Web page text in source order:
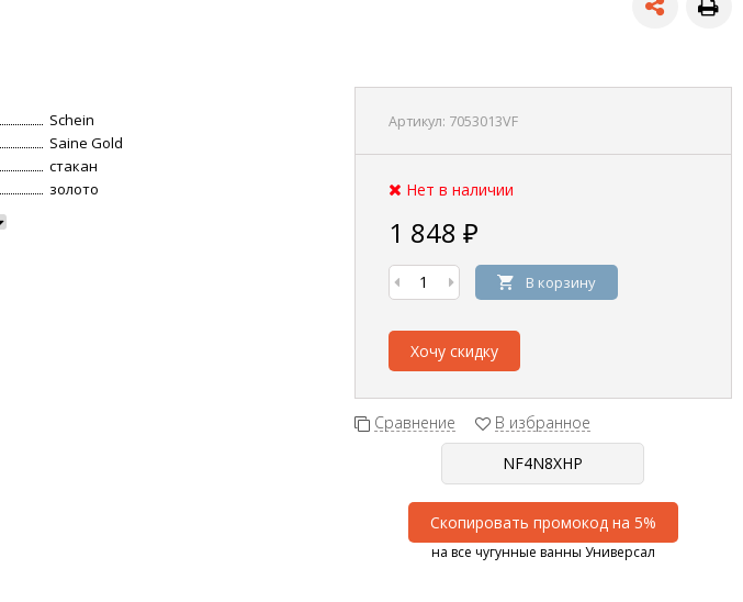
Артикул: 7053013VF
Нет в наличии
1 848 ₽
В корзину
Хочу скидку
Сравнение В избранное
Скопировать промокод на 5%
на все чугунные ванны Универсал
Schein
Saine Gold
стакан
золото